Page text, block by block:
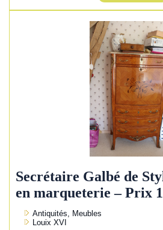
Secrétaire Galbé de
en marqueterie – Prix
Antiquités, Meubles
Louix XVI